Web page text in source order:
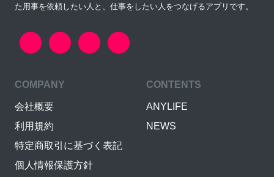
た用事を依頼したい人と、仕事をしたい人をつなげるアプリです。
COMPANY
会社概要
利用規約
特定商取引に基づく表記
個人情報保護方針
CONTENTS
ANYLIFE
NEWS